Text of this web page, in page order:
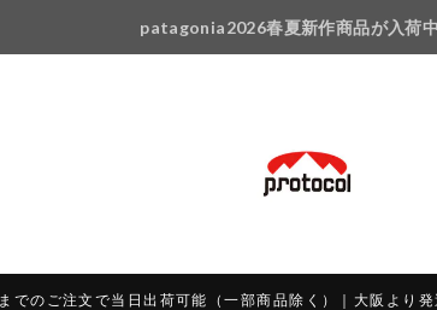
patagonia2026春夏新作商品が入荷中
でのご注文で当日出荷可能（一部商品除く）｜大阪より